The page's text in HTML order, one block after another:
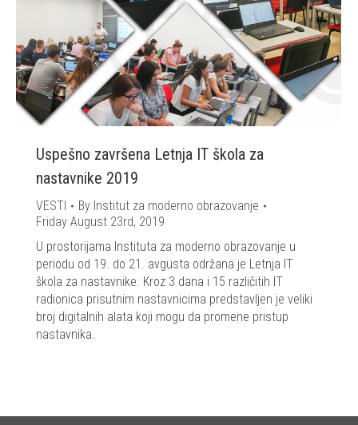
Uspešno završena Letnja IT škola za
nastavnike 2019
VESTI By Institut za moderno obrazovanje
Friday August 23rd, 2019
U prostorijama Instituta za moderno obrazovanje u
periodu od 19. do 21. avgusta održana je Letnja IT
škola za nastavnike. Kroz 3 dana i 15 različitih IT
radionica prisutnim nastavnicima predstavljen je veliki
broj digitalnih alata koji mogu da promene pristup
nastavnika.